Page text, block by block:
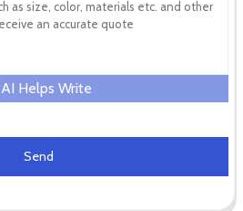
AI Helps Write
Send